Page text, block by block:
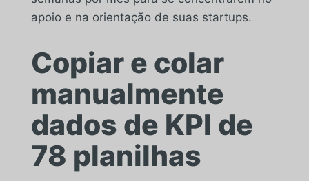
apoio e na orientação de suas startups.
Copiar e colar
manualmente
dados de KPI de
78 planilhas